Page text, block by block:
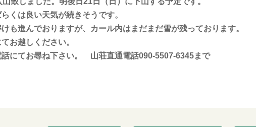
くは良い天気が続きそうです。
も進んでおりますが、カール内はまだまだ雪が残っております。
お越しください。
話にてお尋ね下さい。 山荘直通電話090-5507-6345まで